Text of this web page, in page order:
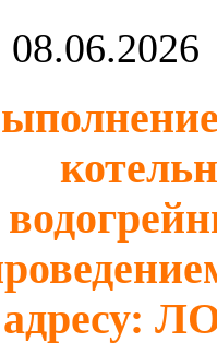
08.06.2026
адресу: